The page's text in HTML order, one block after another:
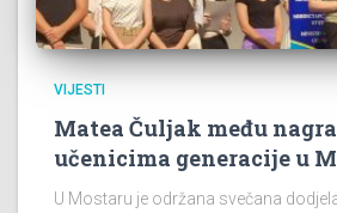
VIJESTI
Matea Čuljak među
učenicima generacije u
U Mostaru je održana svečana